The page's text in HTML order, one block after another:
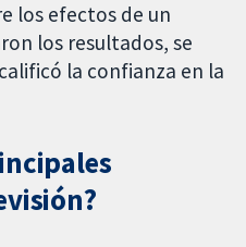
los efectos de un
los resultados, se
la confianza en la